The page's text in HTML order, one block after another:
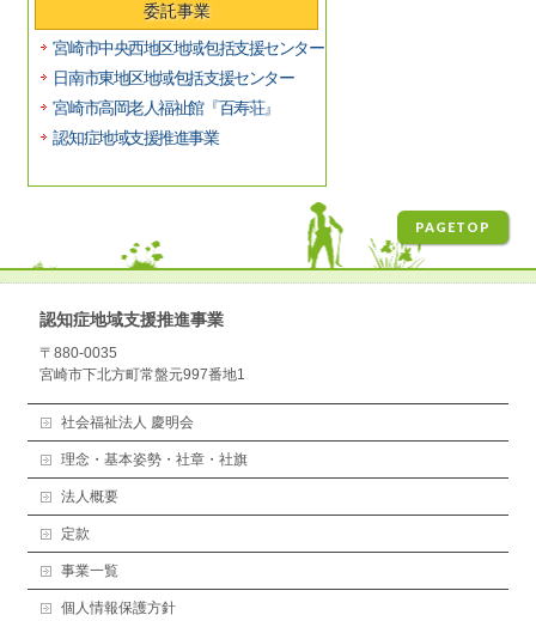
委託事業
宮崎市中央西地区地域包括支援センター
日南市東地区地域包括支援センター
宮崎市高岡老人福祉館『百寿荘』
認知症地域支援推進事業
PAGETOP
認知症地域支援推進事業
〒880-0035
宮崎市下北方町常盤元997番地1
社会福祉法人 慶明会
理念・基本姿勢・社章・社旗
法人概要
定款
事業一覧
個人情報保護方針